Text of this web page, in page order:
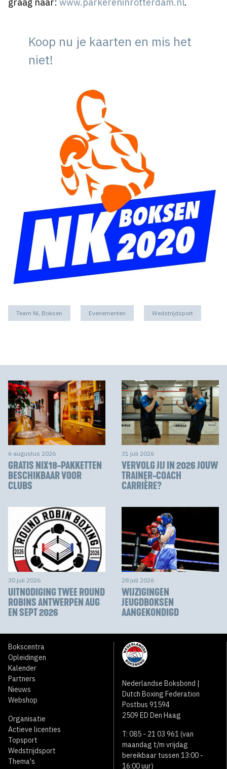
Koop nu je kaarten en mis het
niet!
Team NL Boksen Evenementen Wedstrijdsport
6 augustus 2026
GRATIS NIX18-PAKKETTEN
BESCHIKBAAR VOOR
CLUBS
31 juli 2026
VERVOLG JIJ IN 2026 JOUW
TRAINER-COACH
CARRIÈRE?
30 juli 2026
UITNODIGING TWEE ROUND
ROBINS ANTWERPEN AUG
EN SEPT 2026
28 juli 2026
WIJZIGINGEN
JEUGDBOKSEN
AANGEKONDIGD
Bokscentra
Opleidingen
Kalender
Partners
Nieuws
Webshop
Organisatie
Actieve licenties
Topsport
Wedstrijdsport
Thema's
Nederlandse Boksbond |
Dutch Boxing Federation
Postbus 91594
2509 ED Den Haag
T: 085 - 21 03 961 (van
maandag t/m vrijdag
bereikbaar tussen 13:00 -
16:00 uur)